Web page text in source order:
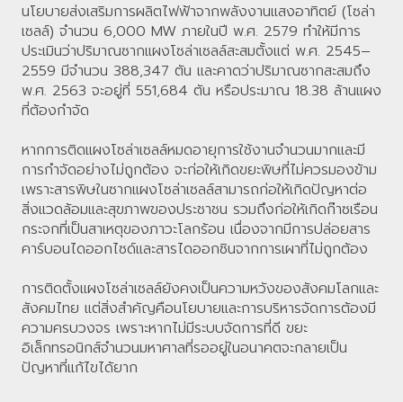
นโยบายส่งเสริมการผลิตไฟฟ้าจากพลังงานแสงอาทิตย์ (โซล่า
เซลล์) จำนวน 6,000 MW ภายในปี พ.ศ. 2579 ทำให้มีการ
ประเมินว่าปริมาณซากแผงโซล่าเซลล์สะสมตั้งแต่ พ.ศ. 2545–
2559 มีจำนวน 388,347 ตัน และคาดว่าปริมาณซากสะสมถึง
พ.ศ. 2563 จะอยู่ที่ 551,684 ตัน หรือประมาณ 18.38 ล้านแผง
ที่ต้องกำจัด
หากการติดแผงโซล่าเซลล์หมดอายุการใช้งานจำนวนมากและมี
การกำจัดอย่างไม่ถูกต้อง จะก่อให้เกิดขยะพิษที่ไม่ควรมองข้าม
เพราะสารพิษในซากแผงโซล่าเซลล์สามารถก่อให้เกิดปัญหาต่อ
สิ่งแวดล้อมและสุขภาพของประชาชน รวมถึงก่อให้เกิดก๊าซเรือน
กระจกที่เป็นสาเหตุของภาวะโลกร้อน เนื่องจากมีการปล่อยสาร
คาร์บอนไดออกไซด์และสารไดออกซินจากการเผาที่ไม่ถูกต้อง
การติดตั้งแผงโซล่าเซลล์ยังคงเป็นความหวังของสังคมโลกและ
สังคมไทย แต่สิ่งสำคัญคือนโยบายและการบริหารจัดการต้องมี
ความครบวงจร เพราะหากไม่มีระบบจัดการที่ดี ขยะ
อิเล็กทรอนิกส์จำนวนมหาศาลที่รออยู่ในอนาคตจะกลายเป็น
ปัญหาที่แก้ไขได้ยาก